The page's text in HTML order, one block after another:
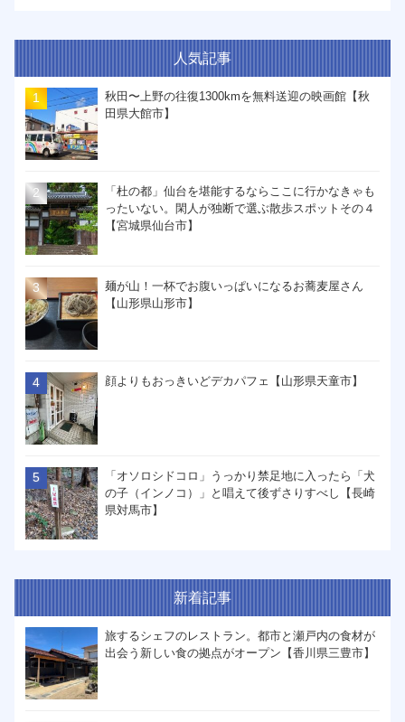
人気記事
秋田〜上野の往復1300kmを無料送迎の映画館【秋
田県大館市】
「杜の都」仙台を堪能するならここに行かなきゃも
ったいない。閑人が独断で選ぶ散歩スポットその４
【宮城県仙台市】
麺が山！一杯でお腹いっぱいになるお蕎麦屋さん
【山形県山形市】
顔よりもおっきいどデカパフェ【山形県天童市】
「オソロシドコロ」うっかり禁足地に入ったら「犬
の子（インノコ）」と唱えて後ずさりすべし【長崎
県対馬市】
新着記事
旅するシェフのレストラン。都市と瀬戸内の食材が
出会う新しい食の拠点がオープン【香川県三豊市】